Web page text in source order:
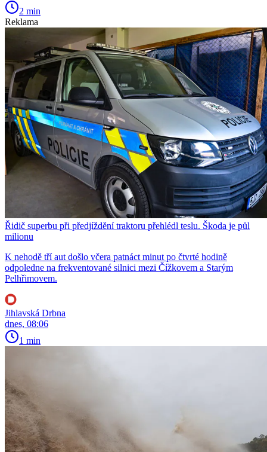
2 min
Reklama
Řidič superbu při předjíždění traktoru přehlédl teslu. Škoda je půl
milionu
K nehodě tří aut došlo včera patnáct minut po čtvrté hodině
odpoledne na frekventované silnici mezi Čížkovem a Starým
Pelhřimovem.
Jihlavská Drbna
dnes, 08:06
1 min